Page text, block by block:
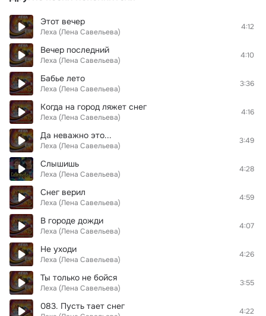
Этот вечер
Леха (Лена Савельева)
4:12
Вечер последний
Леха (Лена Савельева)
4:10
Бабье лето
Леха (Лена Савельева)
3:36
Когда на город ляжет снег
Леха (Лена Савельева)
4:16
Да неважно это...
Леха (Лена Савельева)
3:49
Слышишь
Леха (Лена Савельева)
4:28
Снег верил
Леха (Лена Савельева)
4:59
В городе дожди
Леха (Лена Савельева)
4:07
Не уходи
Леха (Лена Савельева)
4:26
Ты только не бойся
Леха (Лена Савельева)
3:55
083. Пусть тает снег 4:22